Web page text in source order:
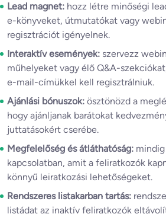
Lead magnet: hozz létre minőségi
e-könyveket, útmutatókat vagy
regisztrációt igényelnek.
Interaktív események: szervezz
műhelyeket vagy élő Q&A-
e-mail-címükkel kell regisztrálniuk.
Ajánlási bónuszok: ösztönözd a
hogy ajánljanak barátokat
juttatásokért cserébe.
Megfelelőség és átláthatóság:
kapcsolatban, amit a feliratkozók
könnyű leiratkozási lehetőségeket.
Rendszeres listakarban tartás:
listádat az inaktív feliratkozók